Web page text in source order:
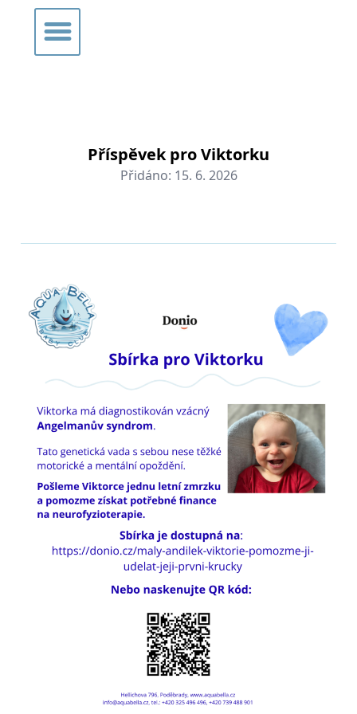
Příspěvek pro Viktorku
Přidáno: 15. 6. 2026